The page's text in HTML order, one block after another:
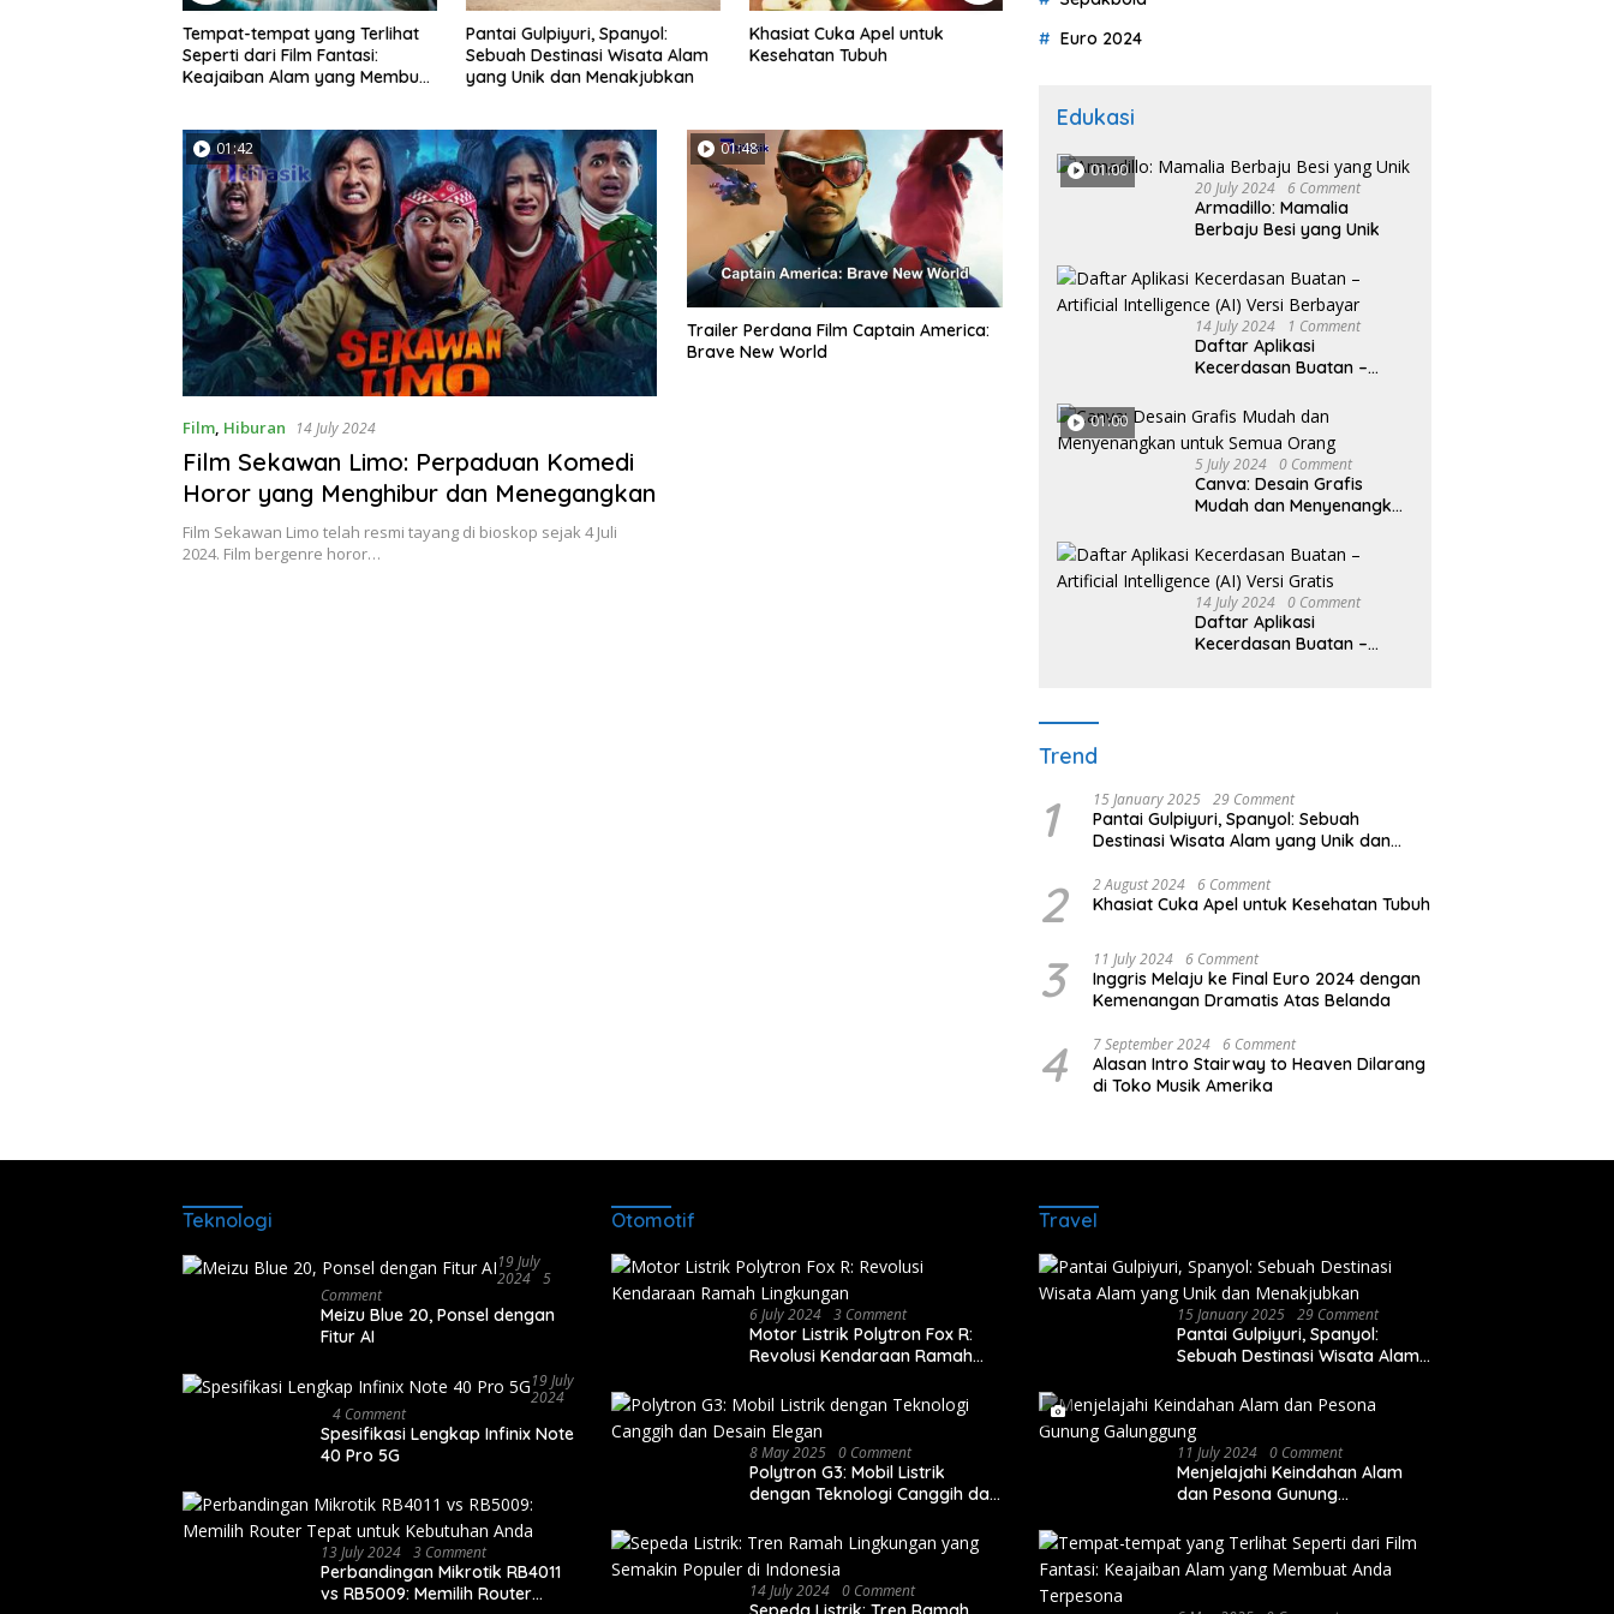
Pantai Gulpiyuri, Spanyol:
Sebuah Destinasi Wisata Alam
yang Unik dan Menakjubkan
Khasiat Cuka Apel untuk
Kesehatan Tubuh
Atasi Perut Kembung Secara
Alami dengan Cara Mudah Ini
Menjelajahi Keindahan Alam
01:42
Film, Hiburan 14 July 2024
Film Sekawan Limo: Perpaduan Komedi
Horor yang Menghibur dan Menegangkan
Film Sekawan Limo telah resmi tayang di bioskop sejak 4 Juli
2024. Film bergenre horor…
01:48
Trailer Perdana Film Captain America:
Brave New World
Euro 2024
Edukasi
01:00
20 July 2024
6 Comment
Armadillo: Mamalia
Berbaju Besi yang Unik
14 July 2024 1 Comment
Daftar Aplikasi
Kecerdasan Buatan –
Versi Berbayar
01:00
5 July 2024 0 Comment
Canva: Desain Grafis
Mudah dan Menyenangkan
14 July 2024 0 Comment
Daftar Aplikasi
Kecerdasan Buatan –
Trend
1 15 January 2025 29 Comment
Pantai Gulpiyuri, Spanyol: Sebuah
Destinasi Wisata Alam yang Unik dan
2 2 August 2024 6 Comment
Khasiat Cuka Apel untuk Kesehatan Tubuh
3 11 July 2024 6 Comment
Inggris Melaju ke Final Euro 2024 dengan
Kemenangan Dramatis Atas Belanda
4 7 September 2024 6 Comment
Alasan Intro Stairway to Heaven Dilarang
di Toko Musik Amerika
Teknologi
19 July
2024 5
Comment
Meizu Blue 20, Ponsel dengan
Fitur AI
19 July
2024
4 Comment
Spesifikasi Lengkap Infinix Note
40 Pro 5G
13 July 2024 3 Comment
Perbandingan Mikrotik RB4011
vs RB5009: Memilih Router
Otomotif
6 July 2024 3 Comment
Motor Listrik Polytron Fox R:
Revolusi Kendaraan Ramah
8 May 2025 0 Comment
Polytron G3: Mobil Listrik
dengan Teknologi Canggih dan
14 July 2024 0 Comment
Travel
15 January 2025 29 Comment
Pantai Gulpiyuri, Spanyol:
Sebuah Destinasi Wisata Alam
11 July 2024 0 Comment
Menjelajahi Keindahan Alam
dan Pesona Gunung